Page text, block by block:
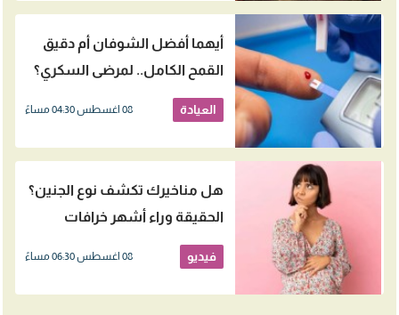
أيهما أفضل الشوفان أم دقيق
القمح الكامل.. لمرضى السكري؟
العيادة 08 اغسطس 04:30 مساءً
هل مناخيرك تكشف نوع الجنين؟
الحقيقة وراء أشهر خرافات
الحمل
فيديو 08 اغسطس 06:30 مساءً